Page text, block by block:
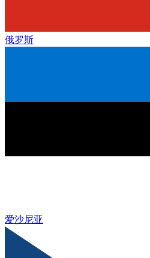
俄罗斯
爱沙尼亚